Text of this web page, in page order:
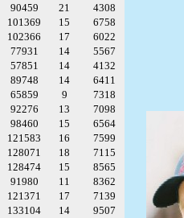
90459 21
4308
101369 15
6758
102366 17
6022
77931 14
5567
57851 14
4132
89748 14
6411
65859 9
7318
92276 13
7098
98460 15
6564
121583 16
7599
128071 18
7115
128474 15
8565
91980 11
8362
121371 17
7139
133104 14
9507